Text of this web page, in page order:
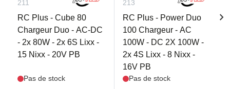
211
RC Plus - Cube 80
Chargeur Duo - AC-DC
- 2x 80W - 2x 6S Lixx -
15 Nixx - 20V PB
Pas de stock
213
RC Plus - Power Duo
100 Chargeur - AC
100W - DC 2X 100W -
2x 4S Lixx - 8 Nixx -
16V PB
Pas de stock
chevron_right